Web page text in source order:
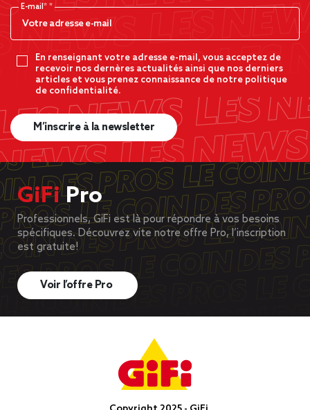
E-mail*
En renseignant votre adresse e-mail, vous acceptez de
recevoir nos dernères actualités ainsi que nos derniers
articles et vous prenez connaissance de notre politique
de confidentialité.
M’inscrire à la newsletter
GiFiPro
Professionnels, GiFi est là pour répondre à vos besoins
spécifiques. Découvrez vite notre offre Pro, l’inscription
est gratuite!
Voir l’offre Pro